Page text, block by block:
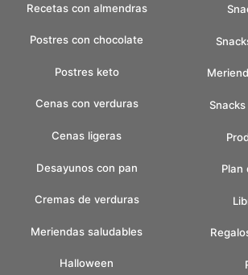
Recetas con almendras
Postres con chocolate
Postres keto
Cenas con verduras
Cenas ligeras
Desayunos con pan
Cremas de verduras
Meriendas saludables
Halloween
Plan